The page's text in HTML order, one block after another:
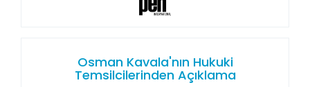
Osman Kavala'nın Hukuki
Temsilcilerinden Açıklama